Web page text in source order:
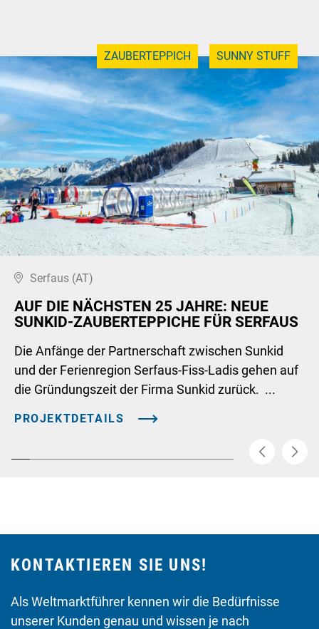
ZAUBERTEPPICH SUNNY STUFF
Serfaus (AT)
AUF DIE NÄCHSTEN 25 JAHRE: NEUE
SUNKID-ZAUBERTEPPICHE FÜR SERFAUS
Die Anfänge der Partnerschaft zwischen Sunkid
und der Ferienregion Serfaus-Fiss-Ladis gehen auf
die Gründungszeit der Firma Sunkid zurück. ...
PROJEKTDETAILS
KONTAKTIEREN SIE UNS!
Als Weltmarktführer kennen wir die Bedürfnisse
unserer Kunden genau und wissen je nach